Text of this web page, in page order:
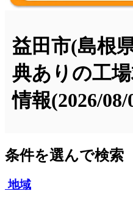
益田市(島根
典ありの工
情報(2026/
条件を選んで検索
地域